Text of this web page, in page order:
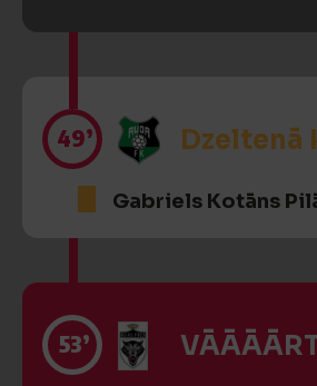
49’ Dzeltenā
Gabriels Kotāns
53’